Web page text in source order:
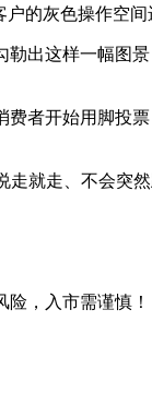
的灰色操作空
出这样一幅
者开始用脚投
就走、不会突然
险，入市需谨慎！